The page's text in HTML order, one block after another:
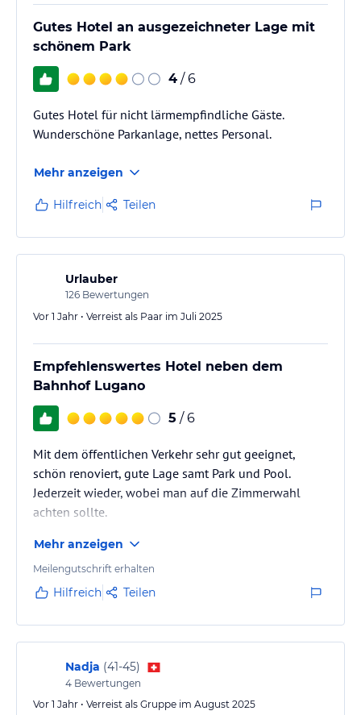
Gutes Hotel an ausgezeichneter Lage mit
schönem Park
4 / 6
Gutes Hotel für nicht lärmempfindliche Gäste.
Wunderschöne Parkanlage, nettes Personal.
Mehr anzeigen
Hilfreich Teilen
Urlauber
126 Bewertungen
Vor 1 Jahr • Verreist als Paar im Juli 2025
Empfehlenswertes Hotel neben dem
Bahnhof Lugano
5 / 6
Mit dem öffentlichen Verkehr sehr gut geeignet,
schön renoviert, gute Lage samt Park und Pool.
Jederzeit wieder, wobei man auf die Zimmerwahl
achten sollte.
Mehr anzeigen
Meilengutschrift erhalten
Hilfreich Teilen
Nadja (41-45)
4 Bewertungen
Vor 1 Jahr • Verreist als Gruppe im August 2025